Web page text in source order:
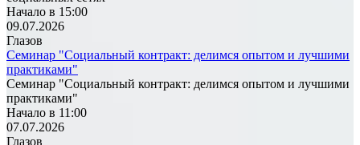
Начало в 15:00
09.07.2026
Глазов
Семинар "Социальный контракт: делимся опытом и лучшими
практиками"
Семинар "Социальный контракт: делимся опытом и лучшими
практиками"
Начало в 11:00
07.07.2026
Глазов